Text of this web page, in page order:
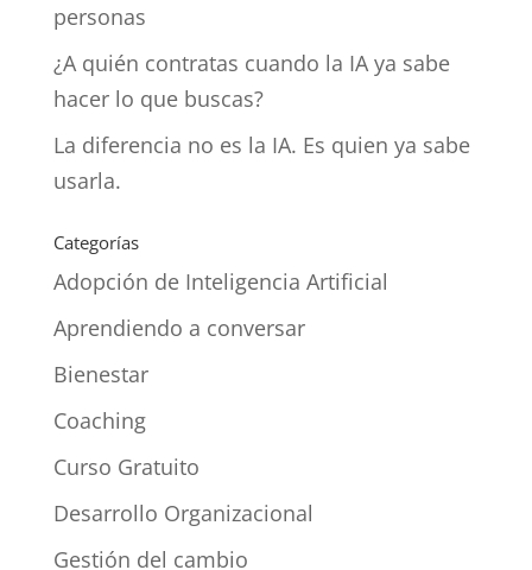
personas
¿A quién contratas cuando la IA ya sabe
hacer lo que buscas?
La diferencia no es la IA. Es quien ya sabe
usarla.
Categorías
Adopción de Inteligencia Artificial
Aprendiendo a conversar
Bienestar
Coaching
Curso Gratuito
Desarrollo Organizacional
Gestión del cambio